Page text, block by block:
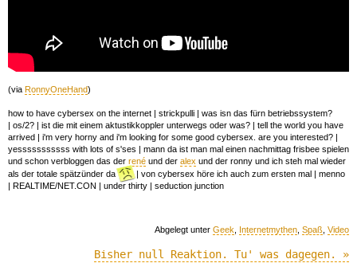
(via RonnyOneHand)
how to have cybersex on the internet | strickpulli | was isn das fürn betriebssystem?
| os/2? | ist die mit einem aktustikkoppler unterwegs oder was? | tell the world you have
arrived | i'm very horny and i'm looking for some good cybersex. are you interested? |
yesssssssssss with lots of s'ses | mann da ist man mal einen nachmittag frisbee spielen
und schon verbloggen das der rené und der alex und der ronny und ich steh mal wieder
als der totale spätzünder da
| von cybersex höre ich auch zum ersten mal | menno
| REALTIME/NET.CON | under thirty | seduction junction
Abgelegt unter Geek Internetmythen Spaß Video
Bisher null Reaktion. Tu' was dagegen. »